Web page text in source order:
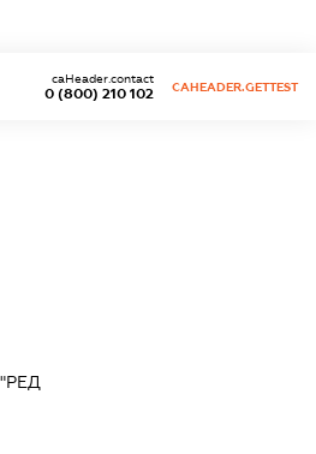
0 (800) 210 102
caHeader.contact
CAHEADER.GETTEST